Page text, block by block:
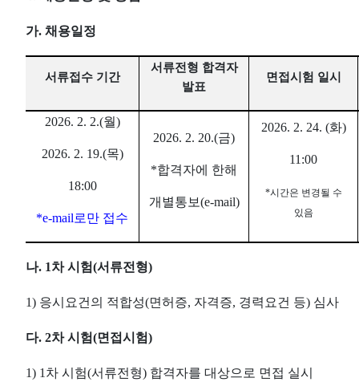
가. 채용일정
서류접수 기간
서류전형 합격자
발표
면접시험 일시
2026. 2. 2.(월)
2026. 2. 19.(목)
18:00
*e-mail로만 접수
2026. 2. 20.(금)
*합격자에 한해
개별통보(e-mail)
2026. 2. 24. (화)
11:00
*시간은 변경될 수
있음
나. 1차 시험(서류전형)
1) 응시요건의 적합성(면허증, 자격증, 경력요건 등) 심사
다. 2차 시험(면접시험)
1) 1 차 시험(서류전형) 합격자를 대상으로 면접 실시